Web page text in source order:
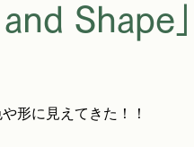
Shape」
形に見えてきた！！